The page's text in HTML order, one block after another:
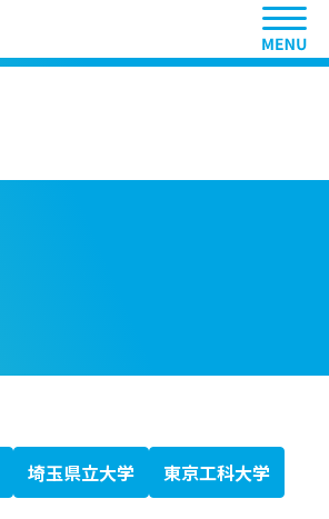
ヘッ
埼玉県立大学 東京工科大学